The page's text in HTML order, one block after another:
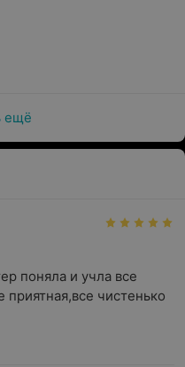
ещё
поняла и учла все
чистенько